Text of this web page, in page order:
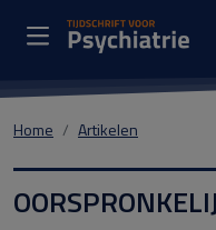
Home Artikelen